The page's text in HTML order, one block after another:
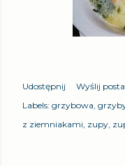
Udostępnij
Wyślij
Labels: grzybowa
z ziemniakami zupy